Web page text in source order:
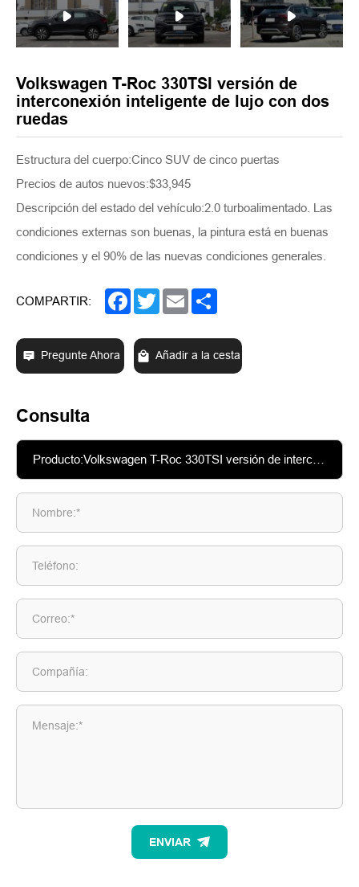
Volkswagen T-Roc 330TSI versión de
interconexión inteligente de lujo con dos
ruedas
Estructura del cuerpo:Cinco SUV de cinco puertas
Precios de autos nuevos:$33,945
Descripción del estado del vehículo:2.0 turboalimentado. Las
condiciones externas son buenas, la pintura está en buenas
condiciones y el 90% de las nuevas condiciones generales.
COMPARTIR: Facebook
TwitterEmail
Pregunte Ahora Añadir a la cesta
Consulta
Nombre:*
Teléfono:
Correo:*
Compañía:
Mensaje:*
ENVIAR